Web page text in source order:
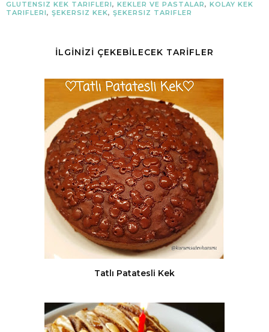
GLUTENSIZ KEK TARIFLERI, KEKLER VE PASTALAR, KOLAY KEK
TARIFLERI, ŞEKERSIZ KEK, ŞEKERSIZ TARIFLER
İLGİNİZİ ÇEKEBİLECEK TARİFLER
Tatlı Patatesli Kek